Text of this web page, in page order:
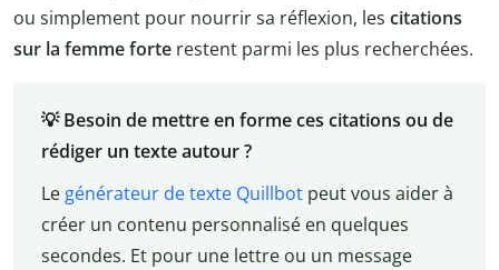
ou simplement pour nourrir sa réflexion, les citations
sur la femme forte restent parmi les plus recherchées.
💡 Besoin de mettre en forme ces citations ou de
rédiger un texte autour ?
Legénérateur de texte Quillbotpeut vous aider à
créer un contenu personnalisé en quelques
secondes. Et pour une lettre ou un message